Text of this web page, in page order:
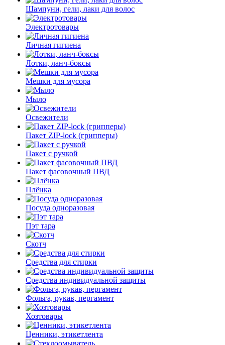
Шампуни, гели, лаки для волос
Электротовары
Личная гигиена
Лотки, ланч-боксы
Мешки для мусора
Мыло
Освежители
Пакет ZIP-lock (грипперы)
Пакет с ручкой
Пакет фасовочный ПВД
Плёнка
Посуда одноразовая
Пэт тара
Скотч
Средства для стирки
Средства индивидуальной защиты
Фольга, рукав, пергамент
Хозтовары
Ценники, этикетлента